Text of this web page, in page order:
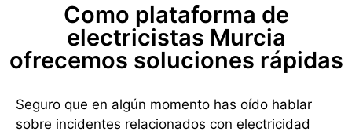
Como plataforma de
electricistas Murcia
ofrecemos soluciones rápidas
Seguro que en algún momento has oído hablar
sobre incidentes relacionados con electricidad